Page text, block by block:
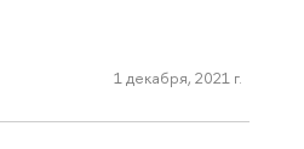
1 декабря, 2021 г.